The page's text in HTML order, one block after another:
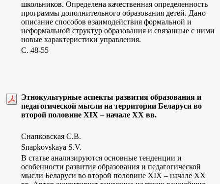
школьников. Определена качественная определенность
программы дополнительного образования детей. Дано
описание способов взаимодействия формальной и
неформальной структур образования и связанные с ними
новые характеристики управления.
C. 48-55
Этнокультурные аспекты развития образования и
педагогической мысли на территории Беларуси во
второй половине ХIХ – начале ХХ вв.
Снапковская С.В.
Snapkovskaya S.V.
В статье анализируются основные тенденции и
особенности развития образования и педагогической
мысли Беларуси во второй половине ХIХ – начале ХХ